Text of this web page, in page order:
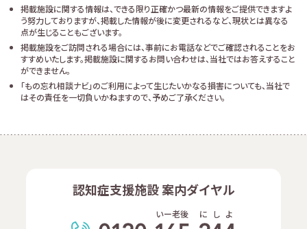
掲載施設に関する情報は、できる限り正確かつ最新の情報をご提供できますよ
う努力しておりますが、掲載した情報が後に変更されるなど、現状とは異なる
点が生じることもございます。
掲載施設をご訪問される場合には、事前にお電話などでご確認されることをお
すすめいたします。掲載施設に関するお問い合わせは、当社ではお答えすること
ができません。
「もの忘れ相談ナビ」のご利用によって生じたいかなる損害についても、当社で
はその責任を一切負いかねますので、予めご了承ください。
認知症支援施設 案内ダイヤル
いー老後 に し よ